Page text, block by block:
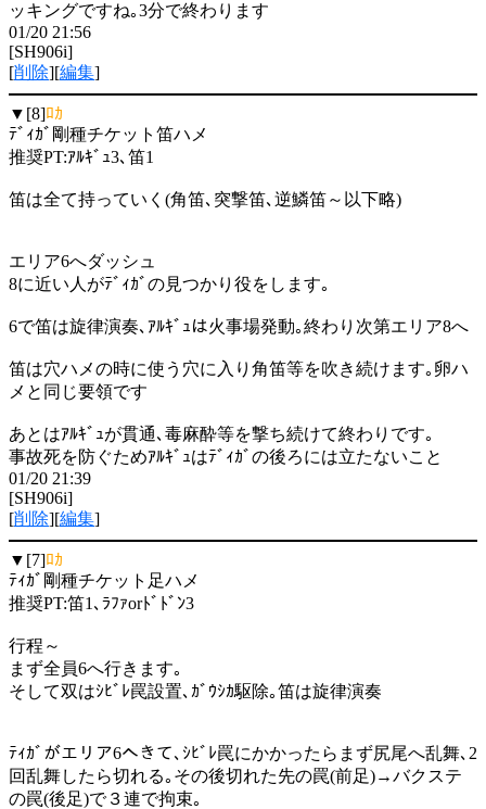
ッキングですね｡3分で終わります
01/20 21:56
[SH906i]
[削除][編集]
▼[8]ﾛｶ
ﾃﾞｨｶﾞ剛種チケット笛ハメ
推奨PT:ｱﾙｷﾞｭ3､笛1
笛は全て持っていく(角笛､突撃笛､逆鱗笛～以下略)
エリア6へダッシュ
8に近い人がﾃﾞｨｶﾞの見つかり役をします｡
6で笛は旋律演奏､ｱﾙｷﾞｭは火事場発動｡終わり次第エリア8へ
笛は穴ハメの時に使う穴に入り角笛等を吹き続けます｡卵ハ
メと同じ要領です
あとはｱﾙｷﾞｭが貫通､毒麻酔等を撃ち続けて終わりです｡
事故死を防ぐためｱﾙｷﾞｭはﾃﾞｨｶﾞの後ろには立たないこと
01/20 21:39
[SH906i]
[削除][編集]
▼[7]ﾛｶ
ﾃｨｶﾞ剛種チケット足ハメ
推奨PT:笛1､ﾗﾌｧorﾄﾞﾄﾞﾝ3
行程～
まず全員6へ行きます｡
そして双はｼﾋﾞﾚ罠設置､ｶﾞｳｼｶ駆除｡笛は旋律演奏
ﾃｨｶﾞがエリア6へきて､ｼﾋﾞﾚ罠にかかったらまず尻尾へ乱舞､2
回乱舞したら切れる｡その後切れた先の罠(前足)→バクステ
の罠(後足)で３連で拘束｡